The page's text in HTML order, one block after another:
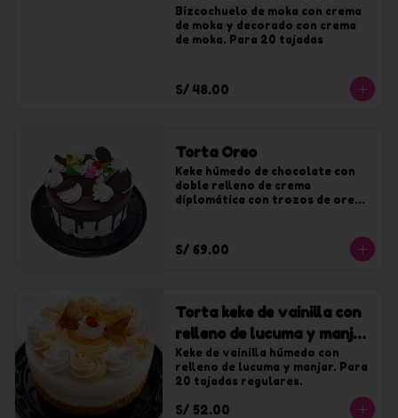
Bizcochuelo de moka con crema
de moka y decorado con crema
de moka. Para 20 tajadas
S/ 48.00
Torta Oreo
Keke húmedo de chocolate con
doble relleno de crema
diplomática con trozos de oreo.
S/ 69.00
Torta keke de vainilla con
relleno de lucuma y manjar
mediana
Keke de vainilla húmedo con
relleno de lucuma y manjar. Para
20 tajadas regulares.
S/ 52.00